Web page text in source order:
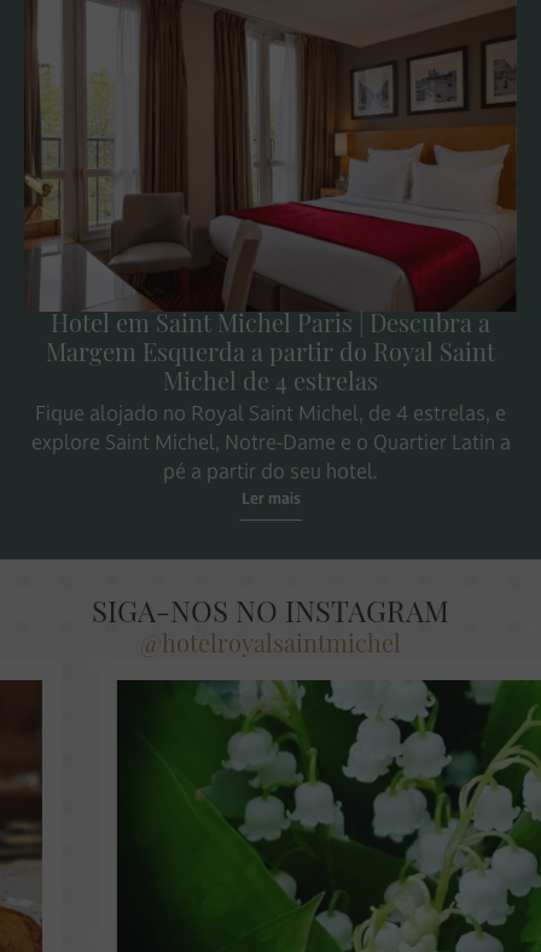
Hotel em Saint Michel Paris | Descubra a
Margem Esquerda a partir do Royal Saint
Michel de 4 estrelas
Fique alojado no Royal Saint Michel, de 4 estrelas, e
explore Saint Michel, Notre-Dame e o Quartier Latin a
pé a partir do seu hotel.
Ler mais
SIGA-NOS NO INSTAGRAM
@hotelroyalsaintmichel